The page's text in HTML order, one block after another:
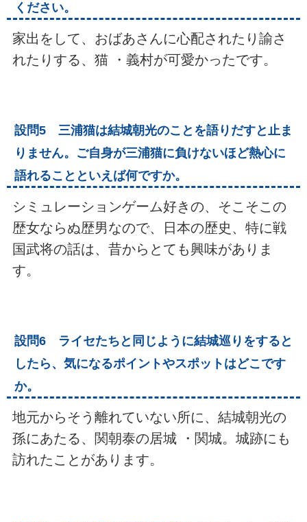
ください。
家出をして、おばあさんに心配されたり諭さ
れたりする、猫 ・義村が可愛かったです。
設問5 三浦猫は結城朝光のことを語りだすと止ま
りません。ご自身が三浦猫に負けないほど熱心に
語れることといえば何ですか。
シミュレーションゲーム好きの、そこそこの
歴女ならぬ歴男なので、日本の歴史、特に戦
国武将の話は、昔からとても興味がありま
す。
設問6 ライセたちと同じように結城巡りをすると
したら、気になるポイントやスポットはどこです
か。
地元からそう離れていない所に、結城朝光の
孫にあたる、関朝泰の居城 ・関城。城跡にも
訪れたことがあります。